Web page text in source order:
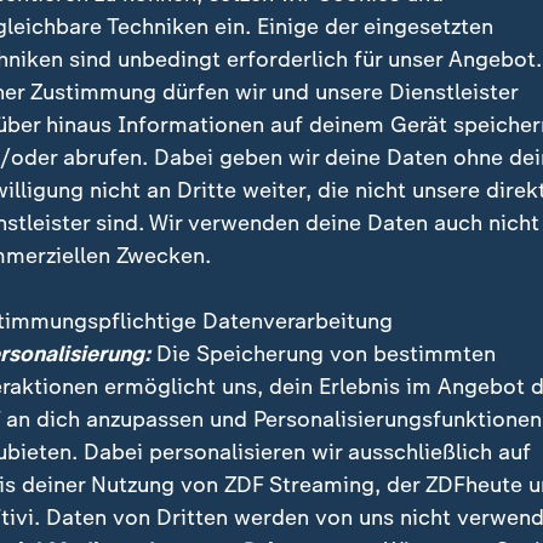
Cohn ist tot. (Archivfoto bei der Filmpremiere zu "Das
Jahren aus Basel zu seinem Sohn nachIsrael
in der Schweiz
Sohnes an einem neuen Filmprojekt.
für Cohns Filme
Produktionen in Hollywood zur Legende
Trophäen, einen Stern auf dem "Walk of Fame" in
für sein Lebenswerk am Rande der Berlinale2019.
Techniken ein. Einige der eingesetzten
sind unbedingt erforderlich für unser
Zustimmung dürfen wir und unsere Dienstleister
hinaus Informationen auf deinem Gerät
oder abrufen. Dabei geben wir deine Daten ohne
nicht an Dritte weiter, die nicht unsere
sind. Wir verwenden deine Daten auch nicht
Zwecken.
Datenverarbeitung
Die Speicherung von bestimmten
ermöglicht uns, dein Erlebnis im Angebot
an dich anzupassen und Personalisierungsfunktionen
Dabei personalisieren wir ausschließlich auf
deiner Nutzung von ZDF Streaming, der ZDFheute
Daten von Dritten werden von uns nicht